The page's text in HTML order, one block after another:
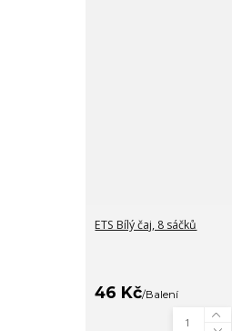
ETS Bílý čaj, 8 sáčků
46 Kč/Balení